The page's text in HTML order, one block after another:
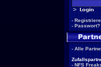
-
- Passwort?
- Alle
- NFS